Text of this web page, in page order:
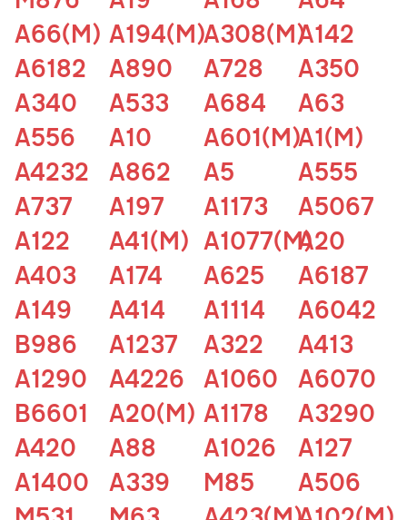
A66(M) A194(M)A308(M)A142
A6182
A890 A728
A350
A340
A533 A684
A63
A556
A10 A601(M)A1(M)
A4232
A862 A5
A555
A737
A197 A1173
A5067
A122
A41(M) A1077(M)A20
A403
A174 A625
A6187
A149
A414 A1114
A6042
B986
A1237 A322
A413
A1290
A4226 A1060
A6070
B6601
A20(M) A1178
A3290
A420
A88 A1026
A127
A1400
A339 M85
A506